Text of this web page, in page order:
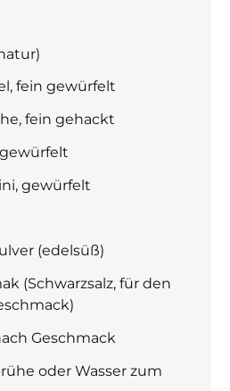
fein gewürfelt
fein gehackt
gewürfelt
gewürfelt
(edelsüß)
(Schwarzsalz, für den
Geschmack
oder Wasser zum